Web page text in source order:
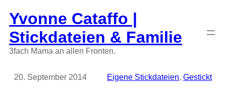
Inhalt
springen
Yvonne Cataffo |
Stickdateien & Familie
3fach Mama an allen Fronten.
20. September 2014 Eigene Stickdateien, Gestickt